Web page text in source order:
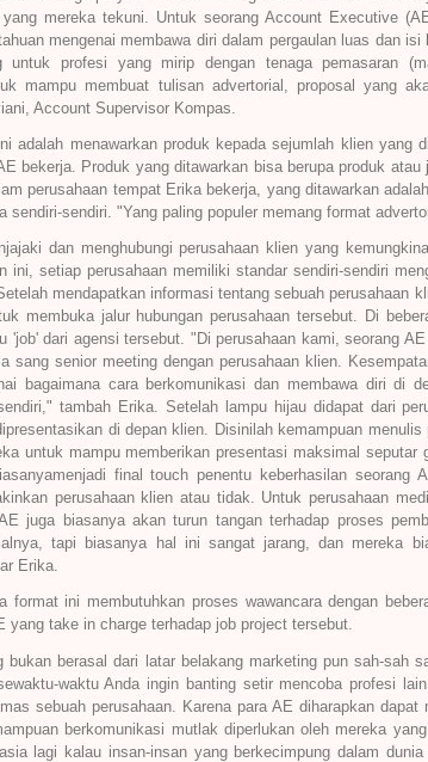
mereka tekuni. Untuk seorang Account Executive
mengenai membawa diri dalam pergaulan luas dan
untuk profesi yang mirip dengan tenaga pemasaran
mampu membuat tulisan advertorial, proposal yang
Account Supervisor Kompas.
adalah menawarkan produk kepada sejumlah klien yang
bekerja. Produk yang ditawarkan bisa berupa produk
perusahaan tempat Erika bekerja, yang ditawarkan
sendiri-sendiri. "Yang paling populer memang format
dan menghubungi perusahaan klien yang
ini, setiap perusahaan memiliki standar sendiri-sendiri
mendapatkan informasi tentang sebuah perusahaan
membuka jalur hubungan perusahaan tersebut. Di
'job' dari agensi tersebut. "Di perusahaan kami, seorang
sang senior meeting dengan perusahaan klien.
bagaimana cara berkomunikasi dan membawa diri di
tambah Erika. Setelah lampu hijau didapat dari
di depan klien. Disinilah kemampuan
untuk mampu memberikan presentasi maksimal
final touch penentu keberhasilan seorang
perusahaan klien atau tidak. Untuk perusahaan
juga biasanya akan turun tangan terhadap proses
tapi biasanya hal ini sangat jarang, dan mereka
Erika.
format ini membutuhkan proses wawancara dengan
yang take in charge terhadap job project tersebut.
berasal dari latar belakang marketing pun sah-sah
waktu Anda ingin banting setir mencoba profesi
sebuah perusahaan. Karena para AE diharapkan dapat
berkomunikasi mutlak diperlukan oleh mereka
lagi kalau insan-insan yang berkecimpung dalam